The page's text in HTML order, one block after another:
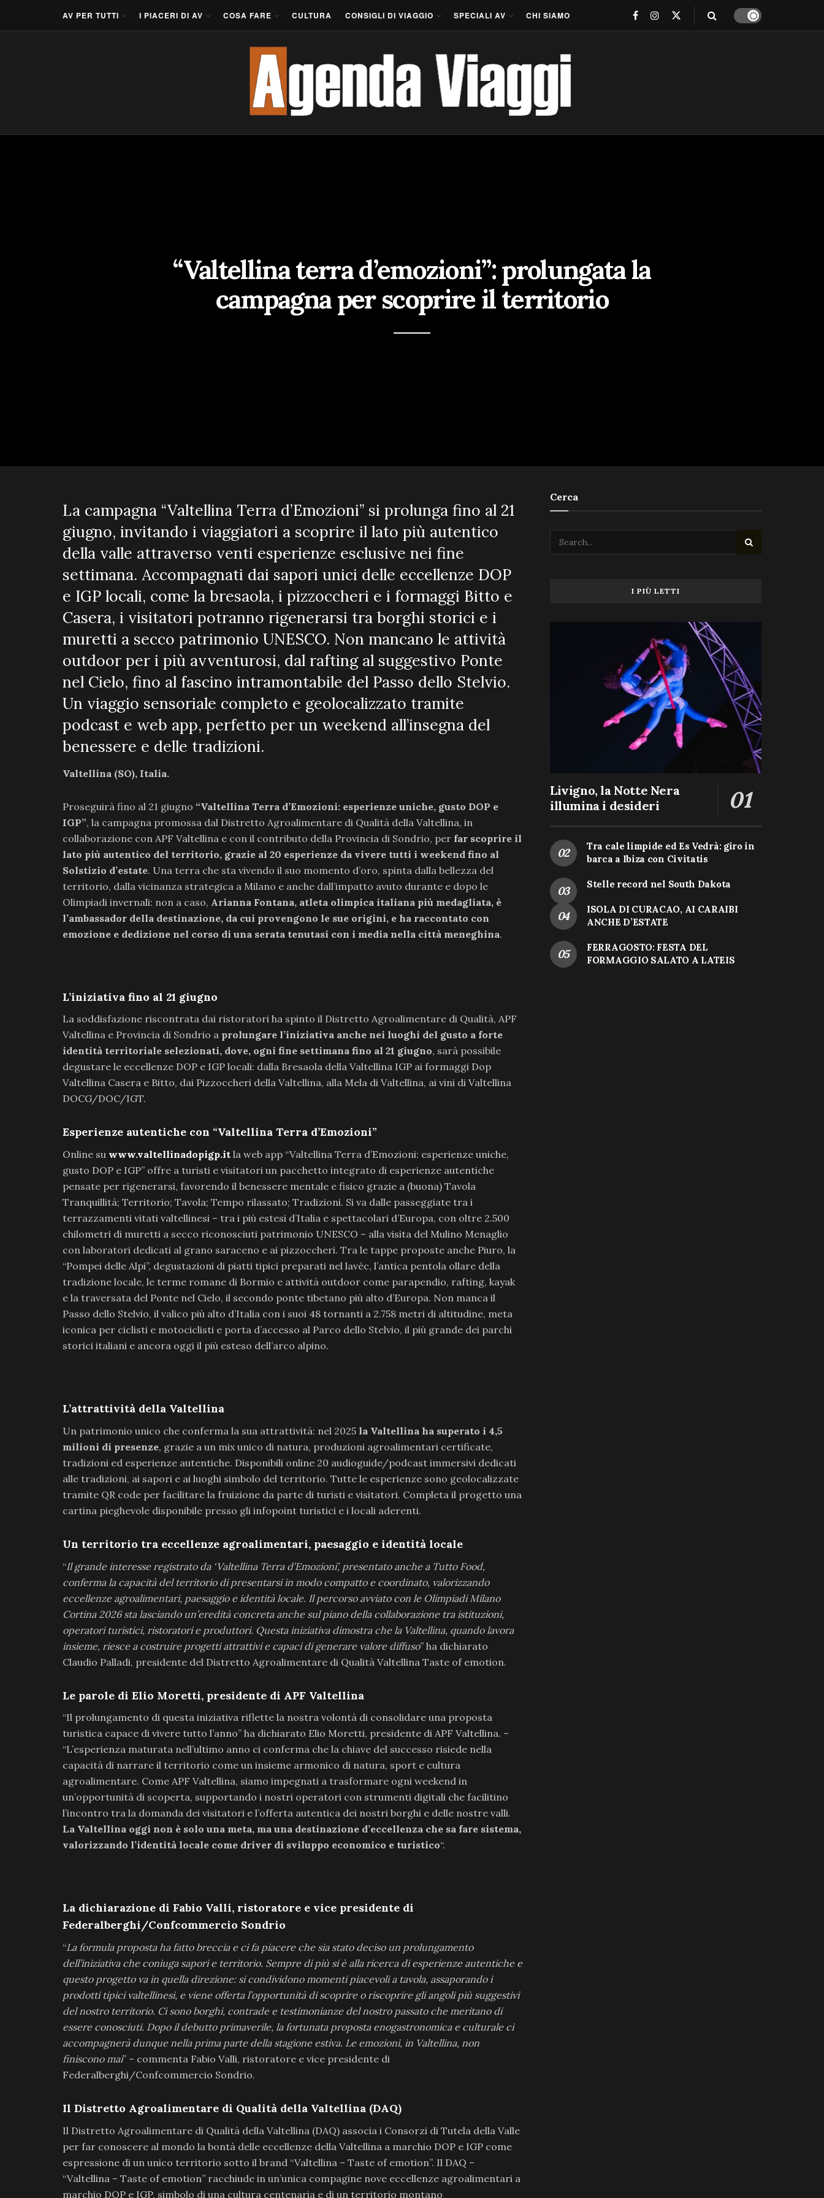
AV PER TUTTI I PIACERI DI AV COSA FARE CULTURA CONSIGLI DI VIAGGIO SPECIALI AV CHI SIAMO
“Valtellina terra d’emozioni”: prolungata la
campagna per scoprire il territorio
La campagna “Valtellina Terra d’Emozioni” si prolunga fino al 21
giugno, invitando i viaggiatori a scoprire il lato più autentico
della valle attraverso venti esperienze esclusive nei fine
settimana. Accompagnati dai sapori unici delle eccellenze DOP
e IGP locali, come la bresaola, i pizzoccheri e i formaggi Bitto e
Casera, i visitatori potranno rigenerarsi tra borghi storici e i
muretti a secco patrimonio UNESCO. Non mancano le attività
outdoor per i più avventurosi, dal rafting al suggestivo Ponte
nel Cielo, fino al fascino intramontabile del Passo dello Stelvio.
Un viaggio sensoriale completo e geolocalizzato tramite
podcast e web app, perfetto per un weekend all’insegna del
benessere e delle tradizioni.
Valtellina (SO), Italia.
Proseguirà fino al 21 giugno “Valtellina Terra d’Emozioni: esperienze uniche, gusto DOP e
IGP”, la campagna promossa dal Distretto Agroalimentare di Qualità della Valtellina, in
collaborazione con APF Valtellina e con il contributo della Provincia di Sondrio, per far scoprire il
lato più autentico del territorio, grazie al 20 esperienze da vivere tutti i weekend fino al
Solstizio d’estate. Una terra che sta vivendo il suo momento d’oro, spinta dalla bellezza del
territorio, dalla vicinanza strategica a Milano e anche dall’impatto avuto durante e dopo le
Olimpiadi invernali: non a caso, Arianna Fontana, atleta olimpica italiana più medagliata, è
l’ambassador della destinazione, da cui provengono le sue origini, e ha raccontato con
emozione e dedizione nel corso di una serata tenutasi con i media nella città meneghina.
L’iniziativa fino al 21 giugno
La soddisfazione riscontrata dai ristoratori ha spinto il Distretto Agroalimentare di Qualità, APF
Valtellina e Provincia di Sondrio a prolungare l’iniziativa anche nei luoghi del gusto a forte
identità territoriale selezionati, dove, ogni fine settimana fino al 21 giugno, sarà possibile
degustare le eccellenze DOP e IGP locali: dalla Bresaola della Valtellina IGP ai formaggi Dop
Valtellina Casera e Bitto, dai Pizzoccheri della Valtellina, alla Mela di Valtellina, ai vini di Valtellina
DOCG/DOC/IGT.
Esperienze autentiche con “Valtellina Terra d’Emozioni”
Online su www.valtellinadopigp.it la web app “Valtellina Terra d’Emozioni: esperienze uniche,
gusto DOP e IGP” offre a turisti e visitatori un pacchetto integrato di esperienze autentiche
pensate per rigenerarsi, favorendo il benessere mentale e fisico grazie a (buona) Tavola
Tranquillità; Territorio; Tavola; Tempo rilassato; Tradizioni. Si va dalle passeggiate tra i
terrazzamenti vitati valtellinesi – tra i più estesi d’Italia e spettacolari d’Europa, con oltre 2.500
chilometri di muretti a secco riconosciuti patrimonio UNESCO – alla visita del Mulino Menaglio
con laboratori dedicati al grano saraceno e ai pizzoccheri. Tra le tappe proposte anche Piuro, la
“Pompei delle Alpi”, degustazioni di piatti tipici preparati nel lavéc, l’antica pentola ollare della
tradizione locale, le terme romane di Bormio e attività outdoor come parapendio, rafting, kayak
e la traversata del Ponte nel Cielo, il secondo ponte tibetano più alto d’Europa. Non manca il
Passo dello Stelvio, il valico più alto d’Italia con i suoi 48 tornanti a 2.758 metri di altitudine, meta
iconica per ciclisti e motociclisti e porta d’accesso al Parco dello Stelvio, il più grande dei parchi
storici italiani e ancora oggi il più esteso dell’arco alpino.
L’attrattività della Valtellina
Un patrimonio unico che conferma la sua attrattività: nel 2025 la Valtellina ha superato i 4,5
milioni di presenze, grazie a un mix unico di natura, produzioni agroalimentari certificate,
tradizioni ed esperienze autentiche. Disponibili online 20 audioguide/podcast immersivi dedicati
alle tradizioni, ai sapori e ai luoghi simbolo del territorio. Tutte le esperienze sono geolocalizzate
tramite QR code per facilitare la fruizione da parte di turisti e visitatori. Completa il progetto una
cartina pieghevole disponibile presso gli infopoint turistici e i locali aderenti.
Un territorio tra eccellenze agroalimentari, paesaggio e identità locale
“Il grande interesse registrato da ‘Valtellina Terra d’Emozioni’, presentato anche a Tutto Food,
conferma la capacità del territorio di presentarsi in modo compatto e coordinato, valorizzando
eccellenze agroalimentari, paesaggio e identità locale. Il percorso avviato con le Olimpiadi Milano
Cortina 2026 sta lasciando un’eredità concreta anche sul piano della collaborazione tra istituzioni,
operatori turistici, ristoratori e produttori. Questa iniziativa dimostra che la Valtellina, quando lavora
insieme, riesce a costruire progetti attrattivi e capaci di generare valore diffuso” ha dichiarato
Claudio Palladi, presidente del Distretto Agroalimentare di Qualità Valtellina Taste of emotion.
Le parole di Elio Moretti, presidente di APF Valtellina
“Il prolungamento di questa iniziativa riflette la nostra volontà di consolidare una proposta
turistica capace di vivere tutto l’anno” ha dichiarato Elio Moretti, presidente di APF Valtellina. –
“L’esperienza maturata nell’ultimo anno ci conferma che la chiave del successo risiede nella
capacità di narrare il territorio come un insieme armonico di natura, sport e cultura
agroalimentare. Come APF Valtellina, siamo impegnati a trasformare ogni weekend in
un’opportunità di scoperta, supportando i nostri operatori con strumenti digitali che facilitino
l’incontro tra la domanda dei visitatori e l’offerta autentica dei nostri borghi e delle nostre valli.
La Valtellina oggi non è solo una meta, ma una destinazione d’eccellenza che sa fare sistema,
valorizzando l’identità locale come driver di sviluppo economico e turistico“.
La dichiarazione di Fabio Valli, ristoratore e vice presidente di
Federalberghi/Confcommercio Sondrio
“La formula proposta ha fatto breccia e ci fa piacere che sia stato deciso un prolungamento
dell’iniziativa che coniuga sapori e territorio. Sempre di più si è alla ricerca di esperienze autentiche e
questo progetto va in quella direzione: si condividono momenti piacevoli a tavola, assaporando i
prodotti tipici valtellinesi, e viene offerta l’opportunità di scoprire o riscoprire gli angoli più suggestivi
del nostro territorio. Ci sono borghi, contrade e testimonianze del nostro passato che meritano di
essere conosciuti. Dopo il debutto primaverile, la fortunata proposta enogastronomica e culturale ci
accompagnerà dunque nella prima parte della stagione estiva. Le emozioni, in Valtellina, non
finiscono mai” – commenta Fabio Valli, ristoratore e vice presidente di
Federalberghi/Confcommercio Sondrio.
Il Distretto Agroalimentare di Qualità della Valtellina (DAQ)
Il Distretto Agroalimentare di Qualità della Valtellina (DAQ) associa i Consorzi di Tutela della Valle
per far conoscere al mondo la bontà delle eccellenze della Valtellina a marchio DOP e IGP come
espressione di un unico territorio sotto il brand “Valtellina – Taste of emotion”. Il DAQ –
“Valtellina – Taste of emotion” racchiude in un’unica compagine nove eccellenze agroalimentari a
marchio DOP e IGP, simbolo di una cultura centenaria e di un territorio montano
Cerca
I PIÙ LETTI
Livigno, la Notte Nera
illumina i desideri
Tra cale limpide ed Es Vedrà: giro in
barca a Ibiza con Civitatis
Stelle record nel South Dakota
ISOLA DI CURACAO, AI CARAIBI
ANCHE D’ESTATE
FERRAGOSTO: FESTA DEL
FORMAGGIO SALATO A LATEIS